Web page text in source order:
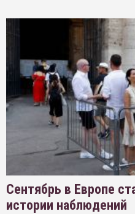
Сентябрь в Европе
истории наблюдений